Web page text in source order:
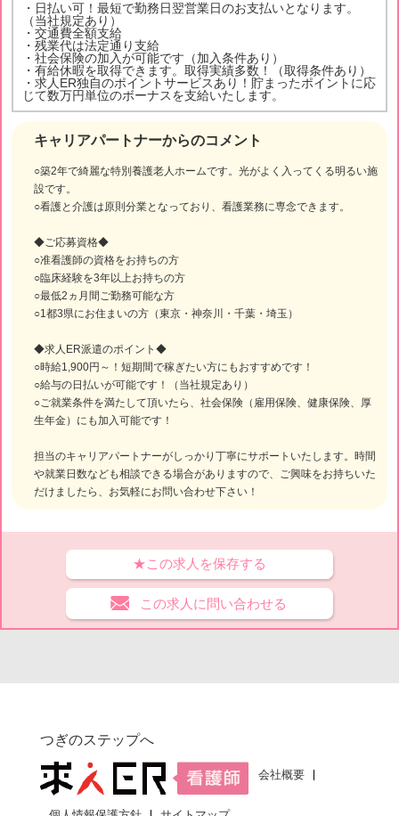
キャリアパートナーからのコメント
○築2年で綺麗な特別養護老人ホームです。光がよく入ってくる明るい施
設です。
○看護と介護は原則分業となっており、看護業務に専念できます。
◆ご応募資格◆
○准看護師の資格をお持ちの方
○臨床経験を3年以上お持ちの方
○最低2ヵ月間ご勤務可能な方
○1都3県にお住まいの方（東京・神奈川・千葉・埼玉）
◆求人ER派遣のポイント◆
○時給1,900円～！短期間で稼ぎたい方にもおすすめです！
○給与の日払いが可能です！（当社規定あり）
○ご就業条件を満たして頂いたら、社会保険（雇用保険、健康保険、厚
生年金）にも加入可能です！
担当のキャリアパートナーがしっかり丁寧にサポートいたします。時間
や就業日数なども相談できる場合がありますので、ご興味をお持ちいた
だけましたら、お気軽にお問い合わせ下さい！
・日払い可！最短で勤務日翌営業日のお支払いとなります。
（当社規定あり）
・交通費全額支給
・残業代は法定通り支給
・社会保険の加入が可能です（加入条件あり）
・有給休暇を取得できます。取得実績多数！（取得条件あり）
・求人ER独自のポイントサービスあり！貯まったポイントに応
じて数万円単位のボーナスを支給いたします。
★この求人を保存する
この求人に問い合わせる
つぎのステップへ
会社概要